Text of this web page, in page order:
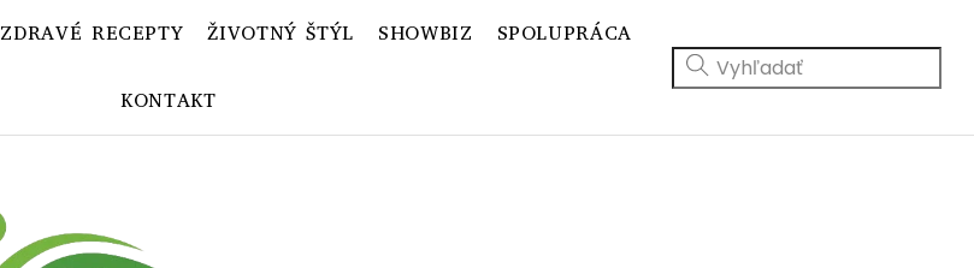
ZDRAVÉ RECEPTY ŽIVOTNÝ ŠTÝL SHOWBIZ SPOLUPRÁCA
KONTAKT